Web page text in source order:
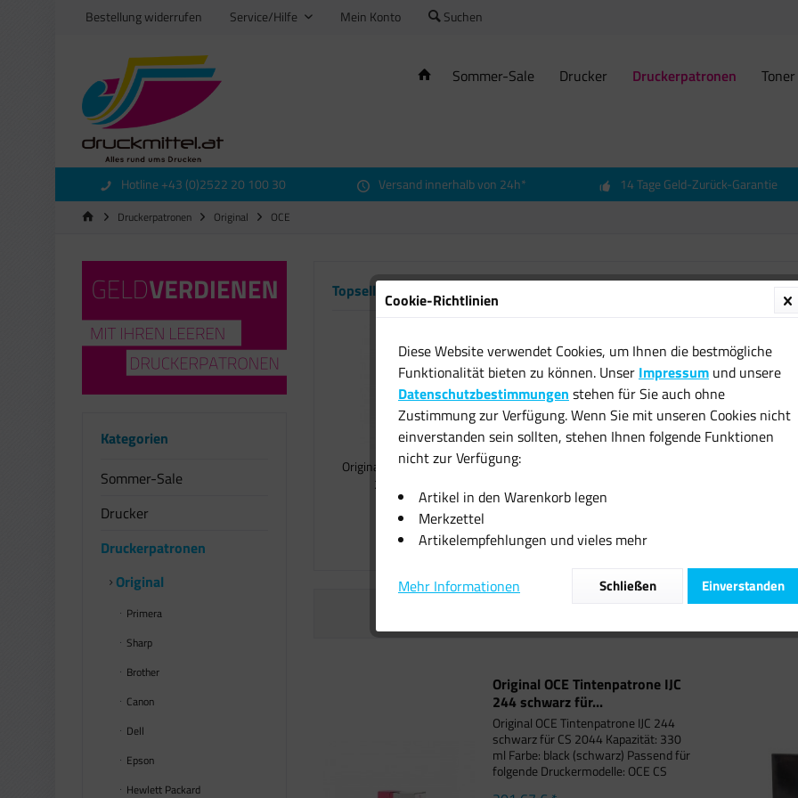
Bestellung widerrufen Service/Hilfe Mein Konto Suchen
Sommer-Sale Drucker Druckerpatronen Toner
Hotline +43 (0)2522 20 100 30 Versand innerhalb von 24h* 14 Tage Geld-Zurück-Garantie
Druckerpatronen Original OCE
Kategorien
Sommer-Sale
Drucker
Druckerpatronen
Original
Primera
Sharp
Brother
Canon
Dell
Epson
Hewlett Packard
Topseller
Original OCE Tintenpatrone IJC
244 schwarz für...
201,67 € *
Original
244
Original OCE Tintenpatrone IJC
244 schwarz für...
Original OCE Tintenpatrone IJC 244
schwarz für CS 2044 Kapazität: 330
ml Farbe: black (schwarz) Passend für
folgende Druckermodelle: OCE CS
Cookie-Richtlinien
Diese Website verwendet Cookies, um Ihnen die bestmögliche
Funktionalität bieten zu können. Unser Impressum und unsere
Datenschutzbestimmungen stehen für Sie auch ohne
Zustimmung zur Verfügung. Wenn Sie mit unseren Cookies nicht
einverstanden sein sollten, stehen Ihnen folgende Funktionen
nicht zur Verfügung:
Artikel in den Warenkorb legen
Merkzettel
Artikelempfehlungen und vieles mehr
Mehr Informationen Einverstanden
Schließen